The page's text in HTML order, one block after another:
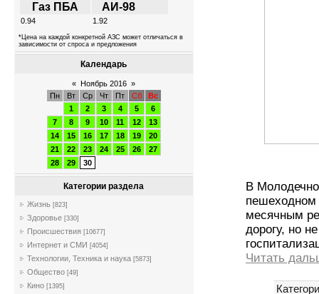
Газ ПБА АИ-98
0.94 1.92
*Цена на каждой конкретной АЗС может отличаться в
зависимости от спроса и предложения
Календарь
« Ноябрь 2016 »
Пн
Вт Ср Чт Пт Сб
Вс
1
2 3 4 5
6
7
8 9 10 11 12
13
14
15 16 17 18 19
20
21
22 23 24 25 26
27
28
29 30
Категории раздела
Жизнь [823]
Здоровье [330]
Происшествия [10677]
Интернет и СМИ [4054]
Технологии, Техника и наука [5873]
Общество [49]
Кино [1395]
В
пешеходном
месячным
дорогу, но
Читать